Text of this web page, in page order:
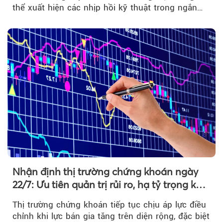
thể xuất hiện các nhịp hồi kỹ thuật trong ngắn
Nhận định thị trường chứng khoán ngày
22/7: Ưu tiên quản trị rủi ro, hạ tỷ trọng khi
Thị trường chứng khoán tiếp tục chịu áp lực điều
chỉnh khi lực bán gia tăng trên diện rộng, đặc biệt